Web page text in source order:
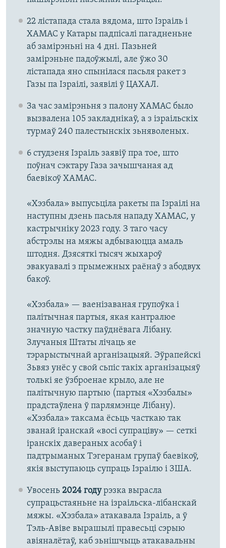
22 лістапада стала вядома, што Ізраіль і
ХАМАС у Катары падпісалі пагадненьне
аб замірэньні на 4 дні. Пазьней
замірэньне падоўжылі, але ўжо 30
лістапада яно спынілася пасьля ракет з
Газы па Ізраілі, заявілі ў ЦАХАЛ.
За час замірэньня з палону ХАМАС было
вызвалена 105 закладнікаў, а з ізраільскіх
турмаў 240 палестынскіх зьняволеных.
6 студзеня Ізраіль заявіў пра тое, што
поўнач сэктару Газа зачышчаная ад
баевікоў ХАМАС.
«Хэзбала» выпусьціла ракеты па Ізраілі на
наступны дзень пасьля нападу ХАМАС, у
кастрычніку 2023 году. З таго часу
абстрэлы на мяжы адбываюцца амаль
штодня. Дзясяткі тысяч жыхароў
эвакуавалі з прымежных раёнаў з абодвух
бакоў.
«Хэзбала» — ваенізаваная групоўка і
палітычная партыя, якая кантралюе
значную частку паўднёвага Лібану.
Злучаныя Штаты лічаць яе
тэрарыстычнай арганізацыяй. Эўрапейскі
Зьвяз унёс у свой сьпіс такіх арганізацыяў
толькі яе ўзброенае крыло, але не
палітычную партыю (партыя «Хэзбалы»
прадстаўлена ў парлямэнце Лібану).
«Хэзбала» таксама ёсьць часткаю так
званай іранскай «восі супраціву» — сеткі
іранскіх давераных асобаў і
падтрыманых Тэгеранам групаў баевікоў,
якія выступаюць супраць Ізраілю і ЗША.
Увосень 2024 годурэзка вырасла
супрацьстаяньне на ізраільска-лібанскай
мяжы. «Хэзбала» атакавала Ізраіль, а ў
Тэль-Авіве вырашылі правесьці сэрыю
авіяналётаў, каб зьнішчыць атакавальны